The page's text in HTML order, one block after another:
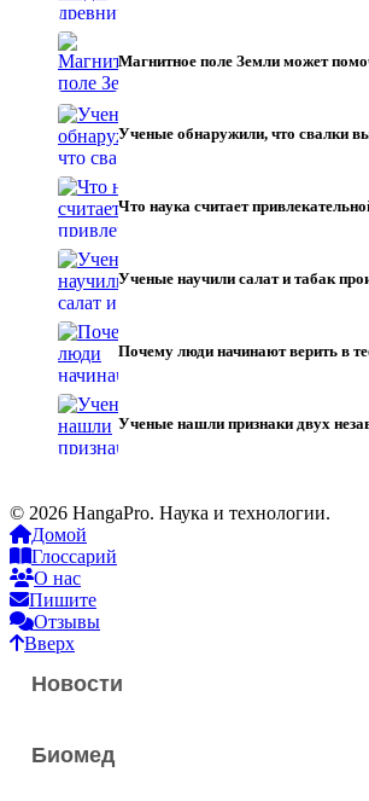
Магнитное поле Земли может
Ученые обнаружили, что свалки
Что наука считает
Ученые научили салат и табак
Почему люди начинают верить в
Ученые нашли признаки двух
© 2026 HangaPro. Наука и технологии.
Домой
Глоссарий
О нас
Пишите
Отзывы
Вверх
Новости
Биомед